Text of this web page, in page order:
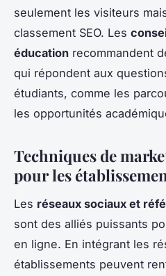
seulement les visiteurs
classement SEO. Les
éducation recommandent
qui répondent aux
étudiants, comme les
les opportunités
Techniques de
pour les
Les réseaux sociaux et
sont des alliés puissants
en ligne. En intégrant les
établissements peuvent